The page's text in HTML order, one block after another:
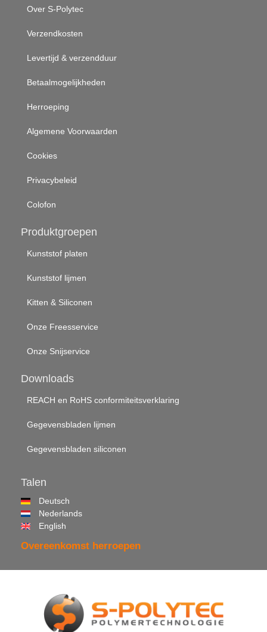
Over S-Polytec
Verzendkosten
Levertijd & verzendduur
Betaalmogelijkheden
Herroeping
Algemene Voorwaarden
Cookies
Privacybeleid
Colofon
Produktgroepen
Kunststof platen
Kunststof lijmen
Kitten & Siliconen
Onze Freesservice
Onze Snijservice
Downloads
REACH en RoHS conformiteitsverklaring
Gegevensbladen lijmen
Gegevensbladen siliconen
Talen
Deutsch
Nederlands
English
Overeenkomst herroepen